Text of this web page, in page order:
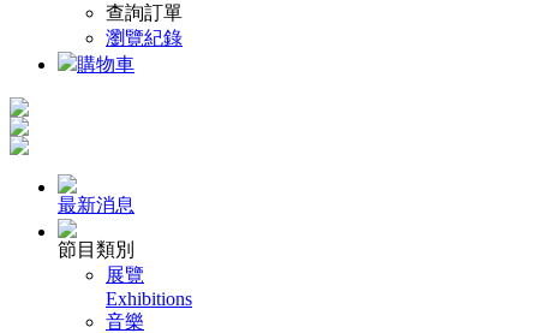
查詢訂單
瀏覽紀錄
購物車
最新消息
節目類別
展覽
Exhibitions
音樂